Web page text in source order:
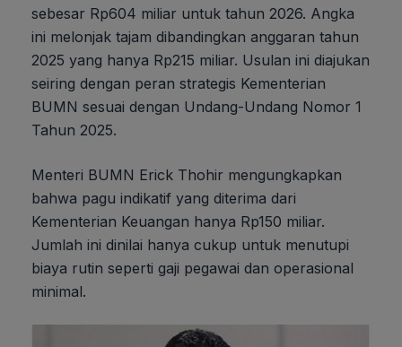
sebesar Rp604 miliar untuk tahun 2026. Angka
ini melonjak tajam dibandingkan anggaran tahun
2025 yang hanya Rp215 miliar. Usulan ini diajukan
seiring dengan peran strategis Kementerian
BUMN sesuai dengan Undang-Undang Nomor 1
Tahun 2025.
Menteri BUMN Erick Thohir mengungkapkan
bahwa pagu indikatif yang diterima dari
Kementerian Keuangan hanya Rp150 miliar.
Jumlah ini dinilai hanya cukup untuk menutupi
biaya rutin seperti gaji pegawai dan operasional
minimal.